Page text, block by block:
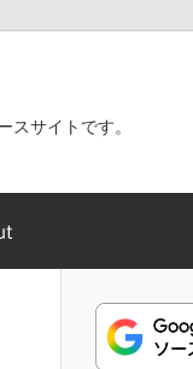
サイトです。